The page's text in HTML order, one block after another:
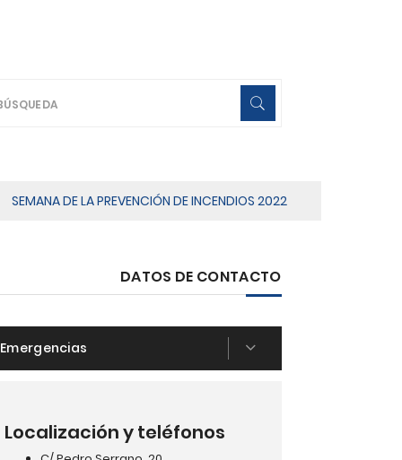
SEMANA DE LA PREVENCIÓN DE INCENDIOS 2022
DATOS DE CONTACTO
Emergencias
Localización y teléfonos